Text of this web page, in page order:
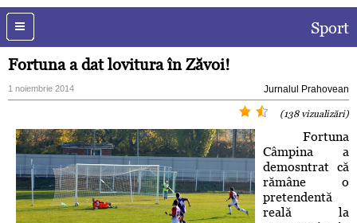
Sport
Fortuna a dat lovitura în Zăvoi!
1 noiembrie 2014 Jurnalul Prahovean
(138 vizualizări)
Fortuna
Câmpina a
demosntrat că
rămâne o
pretendentă
reală la